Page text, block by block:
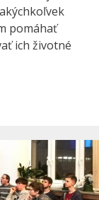
pomáhať
ich životné